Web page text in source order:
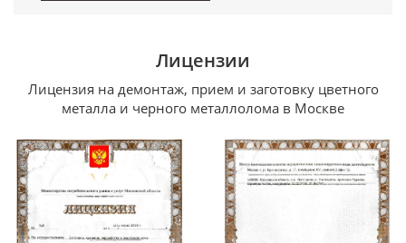
Лицензии
Лицензия на демонтаж, прием и заготовку цветного
металла и черного металлолома в Москве